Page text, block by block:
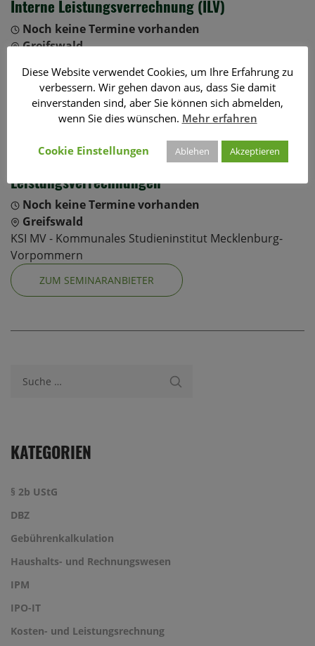
Interne Leistungsverrechnung (ILV)
Noch keine Termine vorhanden
Greifswald
Vorpommern
ZUM SEMINARANBIETER
Die Prüfung kommunaler Gebührensatzungen
und der kommunalen Internen
Leistungsverrechnungen
Noch keine Termine vorhanden
Greifswald
KSI MV - Kommunales Studieninstitut Mecklenburg-
Vorpommern
ZUM SEMINARANBIETER
KATEGORIEN
§ 2b UStG
DBZ
Gebührenkalkulation
Haushalts- und Rechnungswesen
IPM
IPO-IT
Kosten- und Leistungsrechnung
Diese Website verwendet Cookies, um Ihre Erfahrung zu
verbessern. Wir gehen davon aus, dass Sie damit
einverstanden sind, aber Sie können sich abmelden,
wenn Sie dies wünschen. Mehr erfahren
Cookie Einstellungen Ablehen Akzeptieren